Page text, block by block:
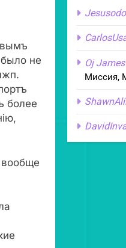
не
более
Oj James
Миссия,